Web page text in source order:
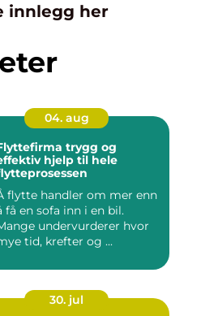
innlegg her
04. aug
trygg og
hjelp til hele
flytte handler om mer enn
få en sofa inn i en bil.
undervurderer hvor
tid, krefter og ...
30. jul